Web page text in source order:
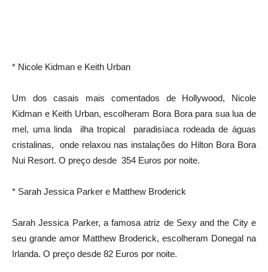
* Nicole Kidman e Keith Urban
Um dos casais mais comentados de Hollywood, Nicole
Kidman e Keith Urban, escolheram Bora Bora para sua lua de
mel, uma linda ilha tropical paradisíaca rodeada de águas
cristalinas, onde relaxou nas instalações do Hilton Bora Bora
Nui Resort. O preço desde 354 Euros por noite.
* Sarah Jessica Parker e Matthew Broderick
Sarah Jessica Parker, a famosa atriz de Sexy and the City e
seu grande amor Matthew Broderick, escolheram Donegal na
Irlanda. O preço desde 82 Euros por noite.